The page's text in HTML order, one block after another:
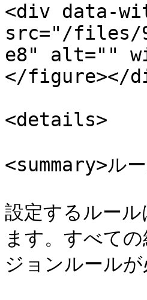
<div data-
src="/files/
e8" alt=""
</figure></
<details>
<summary>ル
設定するルー
ます。すべて
ジョンルール